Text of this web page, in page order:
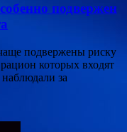
подвержен
подвержены риску
которых входят
за